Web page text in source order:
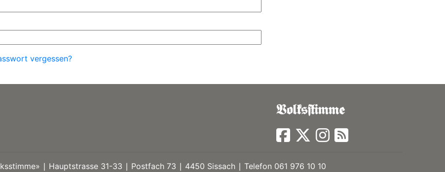
vergessen?
∣ Hauptstrasse 31-33 ∣ Postfach 73 ∣ 4450 Sissach ∣ Telefon 061 976 10 10